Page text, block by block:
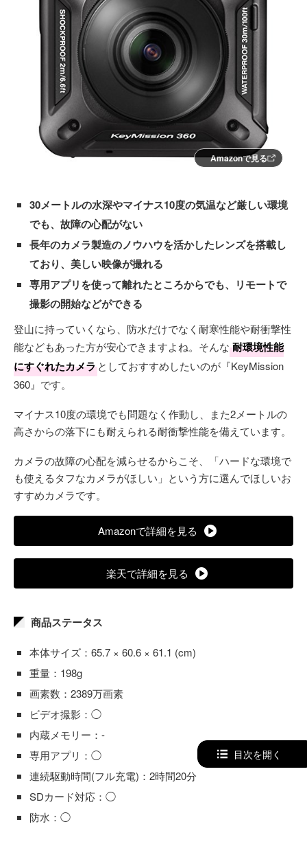
Amazonで見る
30メートルの水深やマイナス10度の気温など厳しい環境
でも、故障の心配がない
長年のカメラ製造のノウハウを活かしたレンズを搭載し
ており、美しい映像が撮れる
専用アプリを使って離れたところからでも、リモートで
撮影の開始などができる
登山に持っていくなら、防水だけでなく耐寒性能や耐衝撃性
能などもあった方が安心できますよね。そんな 耐環境性能
にすぐれたカメラとしておすすめしたいのが『KeyMission
360』です。
マイナス10度の環境でも問題なく作動し、また2メートルの
高さからの落下にも耐えられる耐衝撃性能を備えています。
カメラの故障の心配を減らせるからこそ、「ハードな環境で
も使えるタフなカメラがほしい」という方に選んでほしいお
すすめカメラです。
Amazonで詳細を見る
楽天で詳細を見る
商品ステータス
本体サイズ：65.7 × 60.6 × 61.1 (cm)
重量：198g
画素数：2389万画素
ビデオ撮影：◯
内蔵メモリー：-
専用アプリ：◯
連続駆動時間(フル充電)：2時間20分
SDカード対応：◯
防水：◯
目次を開く